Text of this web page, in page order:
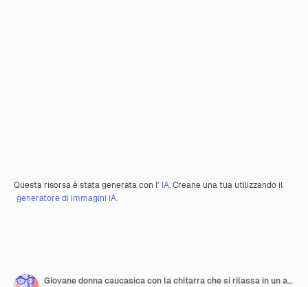
Questa risorsa è stata generata con l' IA. Creane una tua utilizzando il
generatore di immagini IA.
Giovane donna caucasica con la chitarra che si rilassa in un ambiente rustico